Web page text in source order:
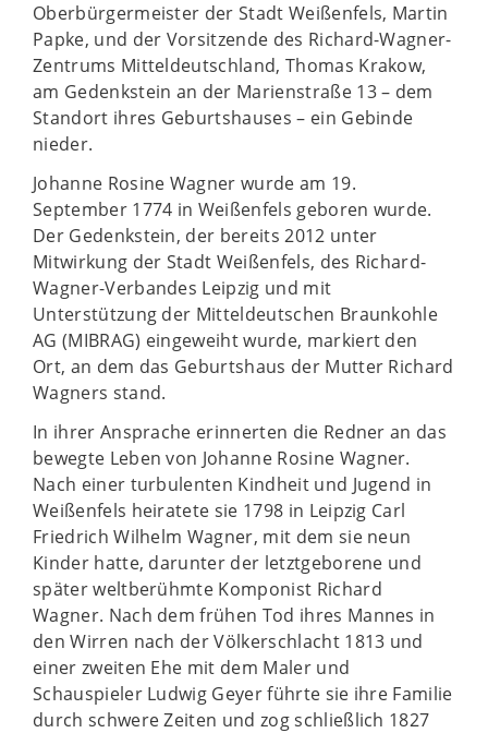
Oberbürgermeister der Stadt Weißenfels, Martin
Papke, und der Vorsitzende des Richard-Wagner-
Zentrums Mitteldeutschland, Thomas Krakow,
am Gedenkstein an der Marienstraße 13 – dem
Standort ihres Geburtshauses – ein Gebinde
nieder.
Johanne Rosine Wagner wurde am 19.
September 1774 in Weißenfels geboren wurde.
Der Gedenkstein, der bereits 2012 unter
Mitwirkung der Stadt Weißenfels, des Richard-
Wagner-Verbandes Leipzig und mit
Unterstützung der Mitteldeutschen Braunkohle
AG (MIBRAG) eingeweiht wurde, markiert den
Ort, an dem das Geburtshaus der Mutter Richard
Wagners stand.
In ihrer Ansprache erinnerten die Redner an das
bewegte Leben von Johanne Rosine Wagner.
Nach einer turbulenten Kindheit und Jugend in
Weißenfels heiratete sie 1798 in Leipzig Carl
Friedrich Wilhelm Wagner, mit dem sie neun
Kinder hatte, darunter der letztgeborene und
später weltberühmte Komponist Richard
Wagner. Nach dem frühen Tod ihres Mannes in
den Wirren nach der Völkerschlacht 1813 und
einer zweiten Ehe mit dem Maler und
Schauspieler Ludwig Geyer führte sie ihre Familie
durch schwere Zeiten und zog schließlich 1827